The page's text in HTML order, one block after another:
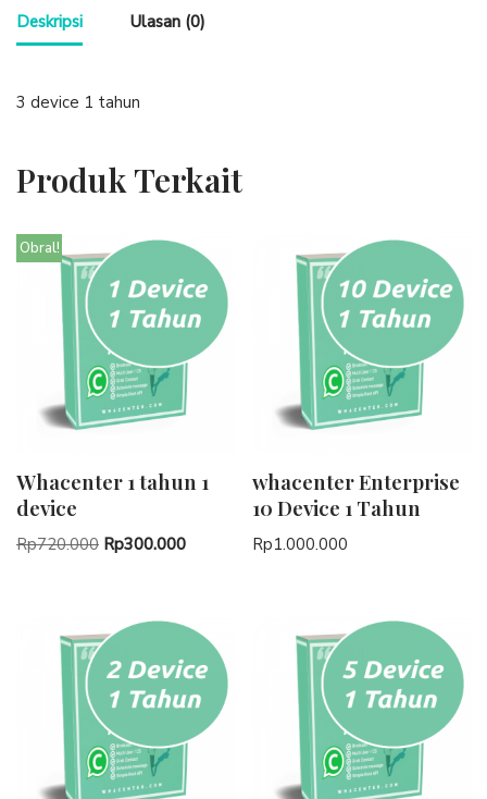
Deskripsi Ulasan (0)
3 device 1 tahun
Produk Terkait
Obral!
Whacenter 1 tahun 1
device
Rp720.000 Rp300.000
whacenter Enterprise
10 Device 1 Tahun
Rp1.000.000